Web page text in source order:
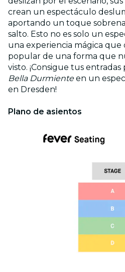
crean un espectáculo
aportando un toque
salto. Esto no es solo un
una experiencia mágica que
popular de una forma que
visto. ¡Consigue tus entradas
Bella Durmienteen un
en Dresden!
Plano de asientos